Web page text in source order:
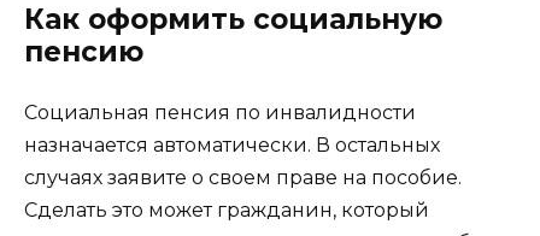
Как оформить социальную
пенсию
Социальная пенсия по инвалидности
назначается автоматически. В остальных
случаях заявите о своем праве на пособие.
Сделать это может гражданин, который